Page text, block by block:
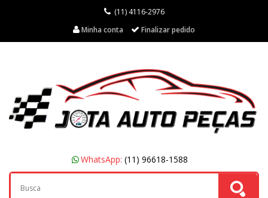
(11) 4116-2976
Minha conta
Finalizar pedido
WhatsApp: (11) 96618-1588